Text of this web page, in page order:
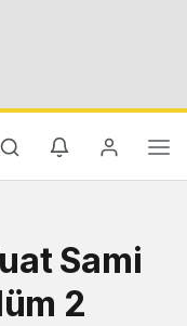
Sami
2